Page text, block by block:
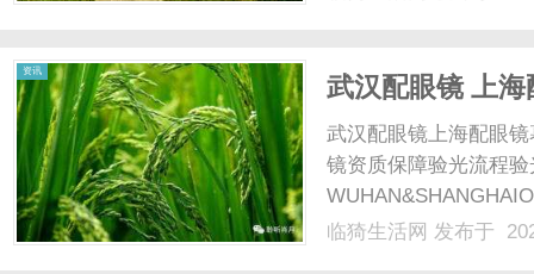
资讯
武汉配眼镜 上海
武汉配眼镜上海配眼
镜资质保障验光流程
配镜的写字楼眼镜店
临猗生活网 发布于